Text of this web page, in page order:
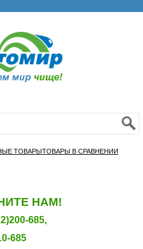
ТОВАРЫТОВАРЫ В СРАВНЕНИИ
НАМ!
685,
685